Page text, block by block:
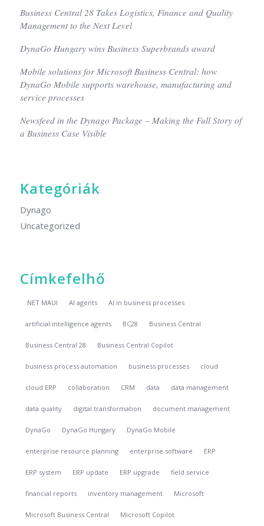
Business Central 28 Takes Logistics, Finance and Quality
Management to the Next Level
DynaGo Hungary wins Business Superbrands award
Mobile solutions for Microsoft Business Central: how
DynaGo Mobile supports warehouse, manufacturing and
service processes
Newsfeed in the Dynago Package – Making the Full Story of
a Business Case Visible
Kategóriák
Dynago
Uncategorized
Címkefelhő
.NET MAUI AI agents AI in business processes
artificial intelligence agents BC28 Business Central
Business Central 28 Business Central Copilot
business process automation business processes cloud
cloud ERP collaboration CRM data data management
data quality digital transformation document management
DynaGo DynaGo Hungary DynaGo Mobile
enterprise resource planning enterprise software ERP
ERP system ERP update ERP upgrade field service
financial reports inventory management Microsoft
Microsoft Business Central Microsoft Copilot